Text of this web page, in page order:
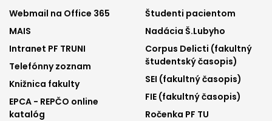
Footer
menu
1
Webmail na Office 365
MAIS
Intranet PF TRUNI
Telefónny zoznam
Knižnica fakulty
EPCA - REPČO online
katalóg
Footer
menu
2
Študenti pacientom
Nadácia Š.Lubyho
Corpus Delicti (fakultný
študentský časopis)
SEI (fakultný časopis)
FIE (fakultný časopis)
Ročenka PF TU